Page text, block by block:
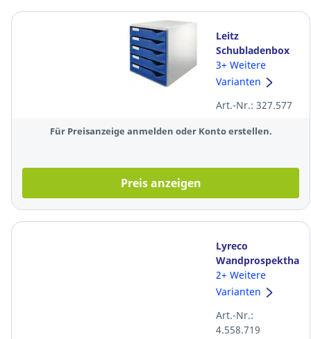
Leitz
Schubladenbox
5280, 5
Schubladen,
3+ Weitere
Varianten
Art.-Nr.: 327.577
Für Preisanzeige anmelden oder Konto erstellen.
Preis anzeigen
Lyreco
3 Fächer für A4,
transparent
2+ Weitere
Varianten
Art.-Nr.:
4.558.719